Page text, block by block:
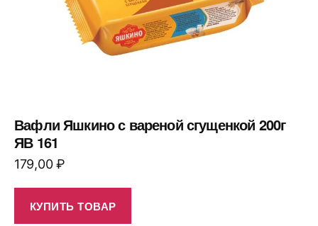
Вафли Яшкино с вареной сгущенкой 200г
ЯВ 161
179,00₽
КУПИТЬ ТОВАР